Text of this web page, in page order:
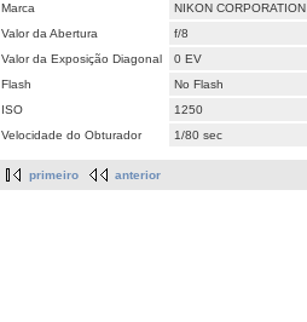
Marca
NIKON CORPORATION
Valor da Abertura
f/8
Valor da Exposição Diagonal
0 EV
Flash
No Flash
ISO
1250
Velocidade do Obturador
1/80 sec
primeiro anterior